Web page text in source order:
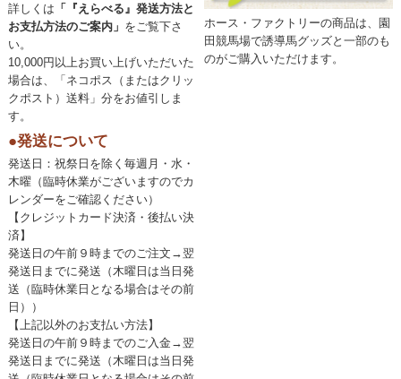
詳しくは 「『えらべる』発送方法と
お支払方法のご案内」 をご覧下さ
い。
10,000円以上お買い上げいただいた
場合は、「ネコポス（またはクリッ
クポスト）送料」分をお値引しま
す。
●発送について
発送日：祝祭日を除く毎週月・水・
木曜（臨時休業がございますのでカ
レンダーをご確認ください）
【クレジットカード決済・後払い決
済】
発送日の午前９時までのご注文→翌
発送日までに発送（木曜日は当日発
送（臨時休業日となる場合はその前
日））
【上記以外のお支払い方法】
発送日の午前９時までのご入金→翌
発送日までに発送（木曜日は当日発
ホース・ファクトリーの商品は、園
田競馬場で誘導馬グッズと一部のも
のがご購入いただけます。